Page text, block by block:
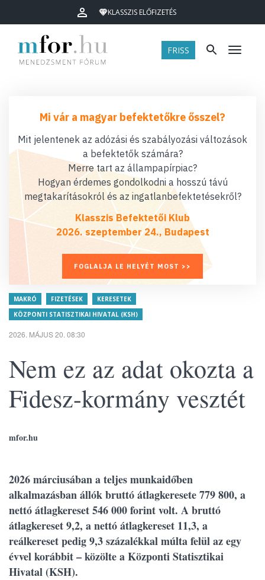
KLASSZIS ELŐFIZETÉS
FRISS Menü
Mi vár a magyar befektetőkre ősszel?
Mit jelentenek az adózási és szabályozási változások
a befektetők számára?
Merre tart az állampapírpiac?
Hogyan érdemes gondolkodni a hosszú távú
megtakarításokról és az ingatlanbefektetésekről?
Klasszis Befektetői Klub
2026. szeptember 24., Budapest
FOGLALJA LE HELYÉT MOST >>
MAKRÓ FIZETÉSEK
KERESETEK
KÖZPONTI STATISZTIKAI HIVATAL (KSH)
2026. MÁJUS 20. 08:30
Nem ez az adat okozta a
Fidesz-kormány vesztét
mfor.hu
2026 márciusában a teljes munkaidőben
alkalmazásban állók bruttó átlagkeresete 779 800, a
nettó átlagkereset 546 000 forint volt. A bruttó
átlagkereset 9,2, a nettó átlagkereset 11,3, a
reálkereset pedig 9,3 százalékkal múlta felül az egy
évvel korábbit – közölte a Központi Statisztikai
Hivatal (KSH).